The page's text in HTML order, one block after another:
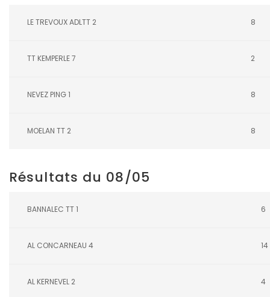
LE TREVOUX ADLTT 2 8
TT KEMPERLE 7 2
NEVEZ PING 1 8
MOELAN TT 2 8
Résultats du 08/05
BANNALEC TT 1 6
AL CONCARNEAU 4 14
AL KERNEVEL 2 4